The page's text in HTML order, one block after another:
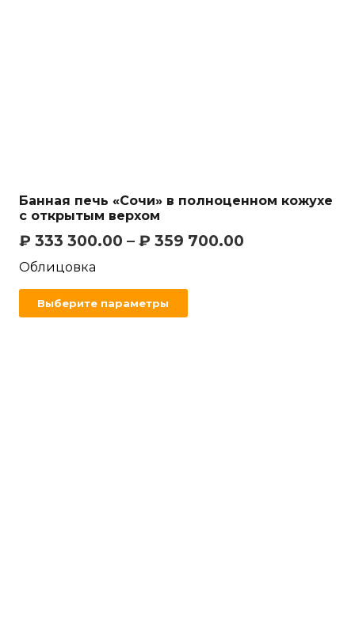
Банная печь «Сочи» в полноценном кожухе
с открытым верхом
₽ 333 300.00 – ₽ 359 700.00
Облицовка
Выберите параметры